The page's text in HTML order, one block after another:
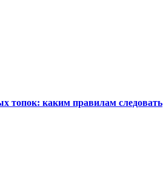
топок: каким правилам следовать